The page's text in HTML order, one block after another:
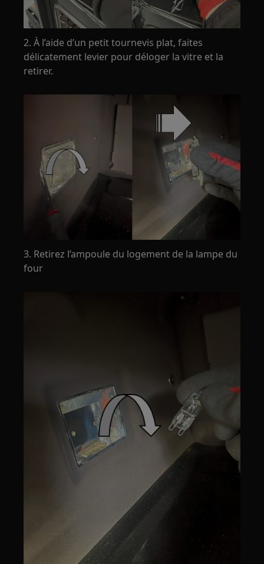
2. À l’aide d’un petit tournevis plat, faites
délicatement levier pour déloger la vitre et la
retirer.
3. Retirez l’ampoule du logement de la lampe du
four